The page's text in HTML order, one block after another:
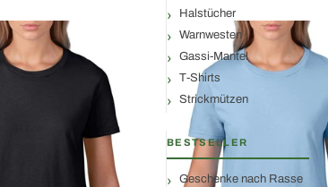
Halstücher
Warnwesten
Gassi-Mantel
T-Shirts
Strickmützen
BESTSELLER
Geschenke nach Rasse